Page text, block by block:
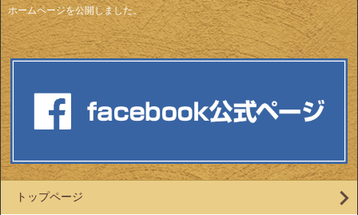
ホームページを公開しました。
トップページ